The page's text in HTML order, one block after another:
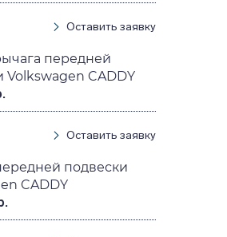
Оставить заявку
передней
Volkswagen CADDY
Оставить заявку
подвески
CADDY